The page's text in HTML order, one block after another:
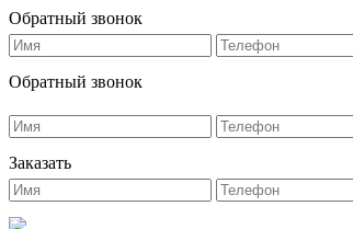
Обратный звонок
Обратный звонок
Заказать